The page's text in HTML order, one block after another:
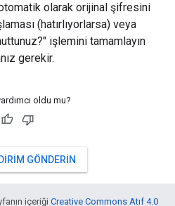
otomatik olarak orijinal şifresini
(hatırlıyorlarsa) veya
işlemini tamamlayın
gerekir.
oldu mu?
GÖNDERIN
içeriği Creative Commons Atıf 4.0